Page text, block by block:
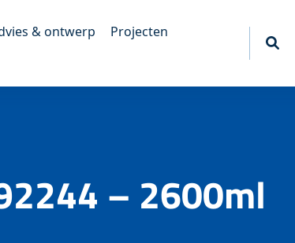
& ontwerp
Projecten
– 2600ml